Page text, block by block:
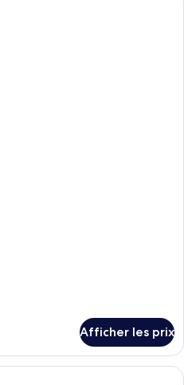
Afficher les prix